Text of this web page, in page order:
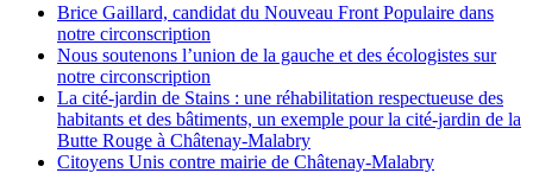
Brice Gaillard, candidat du Nouveau Front Populaire dans
notre circonscription
Nous soutenons l’union de la gauche et des écologistes sur
notre circonscription
La cité-jardin de Stains : une réhabilitation respectueuse des
habitants et des bâtiments, un exemple pour la cité-jardin de la
Butte Rouge à Châtenay-Malabry
Citoyens Unis contre mairie de Châtenay-Malabry